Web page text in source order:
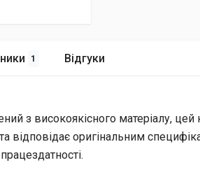
1 Відгуки
з високоякісного матеріалу,
відповідає оригінальним